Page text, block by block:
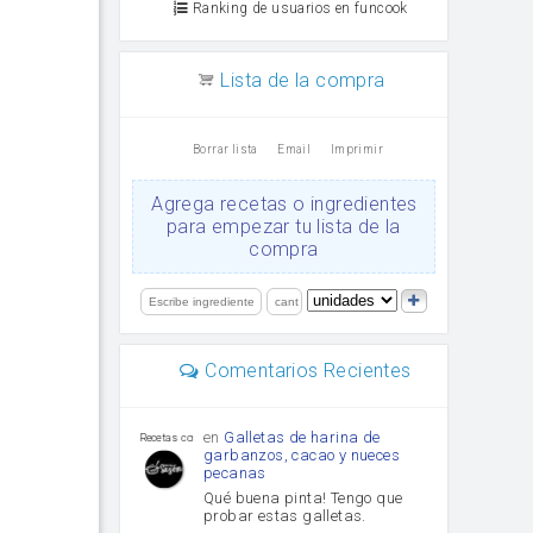
Ranking de usuarios en funcook
Lista de la compra
Borrar lista Email Imprimir
Agrega recetas o ingredientes
para empezar tu lista de la
compra
Comentarios Recientes
Recetas con sazon
en Galletas de harina de
garbanzos, cacao y nueces
pecanas
Qué buena pinta! Tengo que
probar estas galletas.